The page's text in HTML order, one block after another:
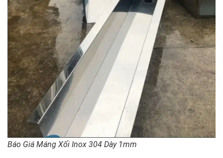
Báo Giá Máng Xối Inox 304 Dày 1mm